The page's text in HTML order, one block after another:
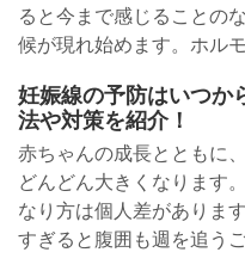
ると今まで感じることの
候が現れ始めます。ホル
妊娠線の予防はいつか
法や対策を紹介！
赤ちゃんの成長とともに
どんどん大きくなります
なり方は個人差がありま
すぎると腹囲も週を追う